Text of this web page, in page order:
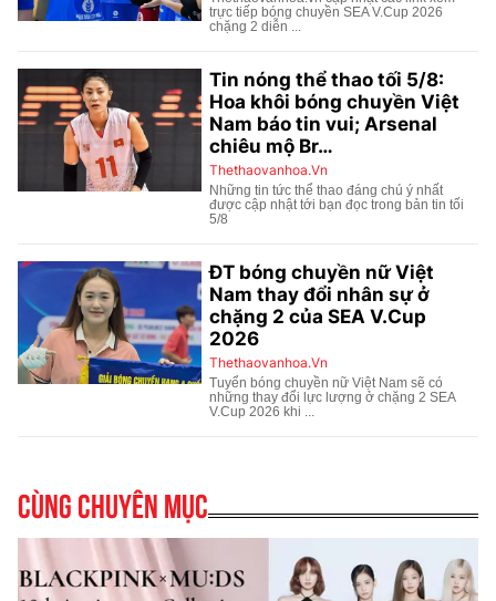
Cùng chuyên mục